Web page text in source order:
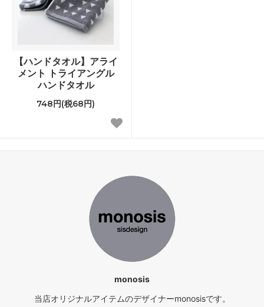
【ハンドタオル】アライ
メント トライアングル
ハンドタオル
748円(税68円)
monosis
当店オリジナルアイテムのデザイナーmonosisです。